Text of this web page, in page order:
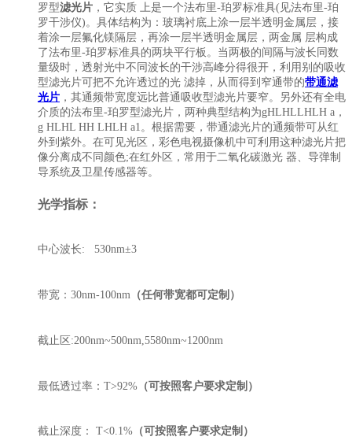
罗型滤光片 ，它实质 上是一个法布里-珀罗标准具(见法布里-珀
罗干涉仪)。具体结构为：玻璃衬底上涂一层半透明金属层，接
着涂一层氟化镁隔层，再涂一层半透明金属层，两金属 层构成
了法布里-珀罗标准具的两块平行板。当两极的间隔与波长同数
量级时，透射光中不同波长的干涉高峰分得很开，利用别的吸收
型滤光片可把不允许透过的光 滤掉，从而得到窄通带的带通滤
光片 ，其通频带宽度远比普通吸收型滤光片要窄。另外还有全电
介质的法布里-珀罗型滤光片，两种典型结构为gHLHLLHLH a，
g HLHL HH LHLH a1。根据需要，带通滤光片的通频带可从红
外到紫外。在可见光区，彩色电视摄像机中可利用这种滤光片把
像分离成不同颜色;在红外区，常用于二氧化碳激光 器、导弹制
导系统及卫星传感器等。
光学指标：
中心波长: 530nm±3
带宽：30nm-100nm （任何带宽都可定制）
截止区:200nm~500nm,5580nm~1200nm
最低透过率：T>92% （可按照客户要求定制）
截止深度： T<0.1% （可按照客户要求定制）